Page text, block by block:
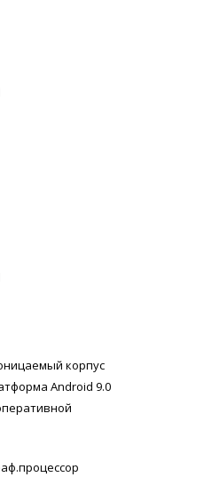
корпус
Android 9.0